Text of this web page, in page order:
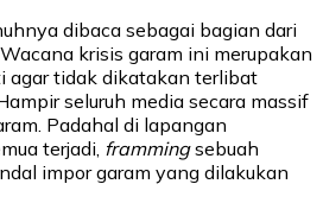
dibaca sebagai bagian dari
krisis garam ini merupakan
agar tidak dikatakan terlibat
seluruh media secara massif
Padahal di lapangan
terjadi, frammingsebuah
impor garam yang dilakukan